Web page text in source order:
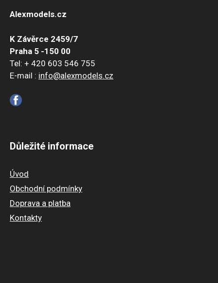
Alexmodels.cz
K Závěrce 2459/7
Praha 5 -150 00
Tel: + 420 603 546 755
E-mail : info@alexmodels.cz
Důležité informace
Úvod
Obchodní podmínky
Doprava a platba
Kontakty